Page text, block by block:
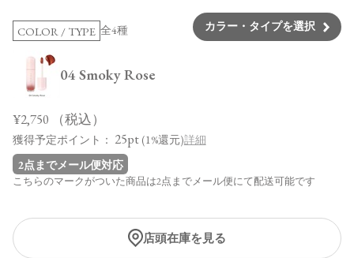
COLOR / TYPE 全4種 カラー・タイプを選択
04 Smoky Rose
¥2,750 （税込）
獲得予定ポイント： 25pt (1%還元)詳細
2点までメール便対応
こちらのマークがついた商品は2点までメール便にて配送可能です
店頭在庫を見る